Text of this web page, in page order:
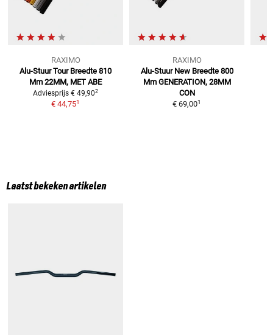
RAXIMO
Alu-Stuur Tour Breedte 810
Mm 22MM, MET ABE
Adviesprijs € 49,902
€ 44,751
RAXIMO
Alu-Stuur New Breedte 800
Mm GENERATION, 28MM
CON
€ 69,001
Laatst bekeken artikelen